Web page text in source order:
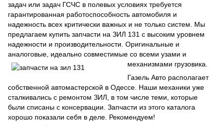
задач или задач ГСЧС в полевых условиях требуется
гарантированная работоспособность автомобиля и
надежность всех критически важных и не только систем. Мы
предлагаем купить запчасти на ЗИЛ 131 с высоким уровнем
надежности и производительности. Оригинальные и
аналоговые, идеально совместимые со всеми узами и
механизмами грузовика.
Газель Авто располагает
собственной автомастерской в Одессе. Наши механики уже
сталкивались с ремонтом ЗИЛ, в том числе теми, которые
были списаны с консервации. Запчасти из этого каталога
хорошо показали себя в деле. Рекомендуем!